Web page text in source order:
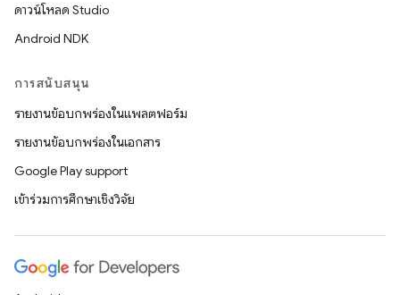
ดาวน์โหลด Studio
Android NDK
การสนับสนุน
รายงานข้อบกพร่องในแพลตฟอร์ม
รายงานข้อบกพร่องในเอกสาร
Google Play support
เข้าร่วมการศึกษาเชิงวิจัย